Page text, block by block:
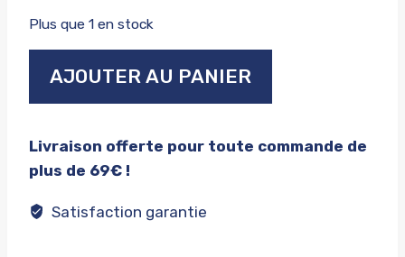
Plus que 1 en stock
Seattle
new
era
super
AJOUTER AU PANIER
Livraison offerte pour toute commande de
plus de 69€ !
Satisfaction garantie